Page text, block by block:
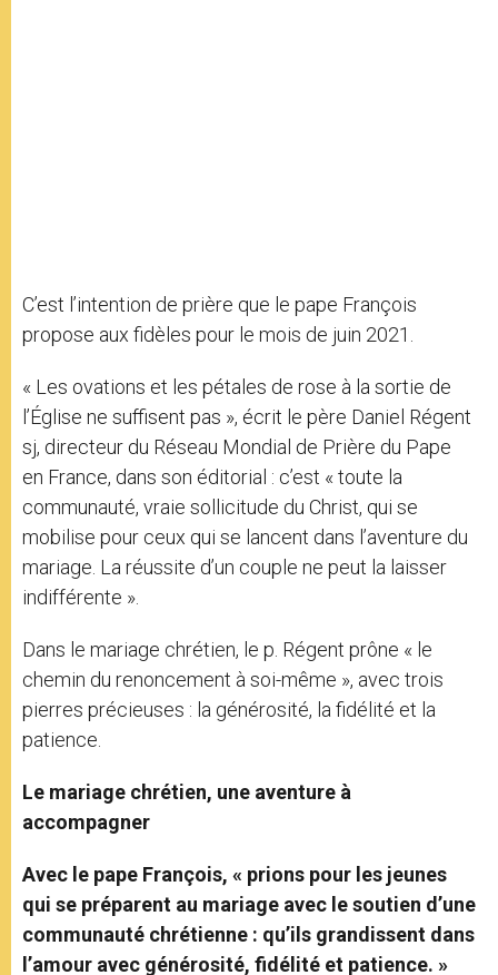
C’est l’intention de prière que le pape François
propose aux fidèles pour le mois de juin 2021.
« Les ovations et les pétales de rose à la sortie de
l’Église ne suffisent pas », écrit le père Daniel Régent
sj, directeur du Réseau Mondial de Prière du Pape
en France, dans son éditorial : c’est « toute la
communauté, vraie sollicitude du Christ, qui se
mobilise pour ceux qui se lancent dans l’aventure du
mariage. La réussite d’un couple ne peut la laisser
indifférente ».
Dans le mariage chrétien, le p. Régent prône « le
chemin du renoncement à soi-même », avec trois
pierres précieuses : la générosité, la fidélité et la
patience.
Le mariage chrétien, une aventure à
accompagner
Avec le pape François, « prions pour les jeunes
qui se préparent au mariage avec le soutien d’une
communauté chrétienne : qu’ils grandissent dans
l’amour avec générosité, fidélité et patience. »